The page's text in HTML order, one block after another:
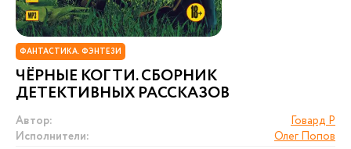
ФАНТАСТИКА. ФЭНТЕЗИ
ЧЁРНЫЕ КОГТИ. СБОРНИК
ДЕТЕКТИВНЫХ РАССКАЗОВ
Автор:
Говард Р
Исполнители:
Олег Попов